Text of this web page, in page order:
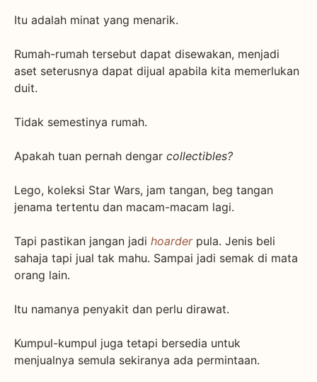
Itu adalah minat yang menarik.
Rumah-rumah tersebut dapat disewakan, menjadi
aset seterusnya dapat dijual apabila kita memerlukan
duit.
Tidak semestinya rumah.
Apakah tuan pernah dengar collectibles?
Lego, koleksi Star Wars, jam tangan, beg tangan
jenama tertentu dan macam-macam lagi.
Tapi pastikan jangan jadi hoarderpula. Jenis beli
sahaja tapi jual tak mahu. Sampai jadi semak di mata
orang lain.
Itu namanya penyakit dan perlu dirawat.
Kumpul-kumpul juga tetapi bersedia untuk
menjualnya semula sekiranya ada permintaan.